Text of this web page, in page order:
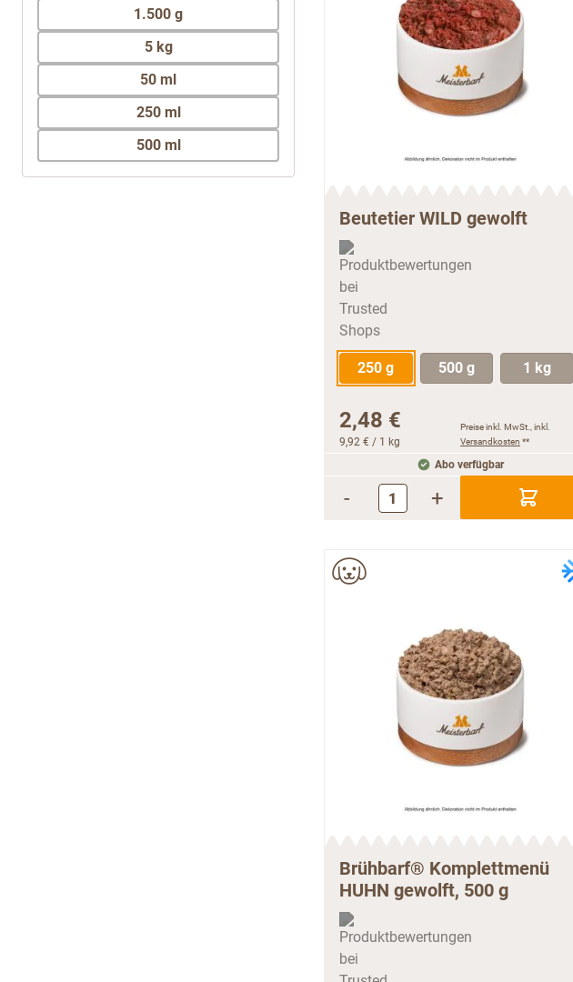
1.500 g
5 kg
50 ml
250 ml
500 ml
Beutetier WILD gewolft
250 g 500 g 1 kg
2,48 €
9,92 € / 1 kg
Preise inkl. MwSt., inkl.
Versandkosten **
Abo verfügbar
- +
Brühbarf® Komplettmenü
HUHN gewolft, 500 g